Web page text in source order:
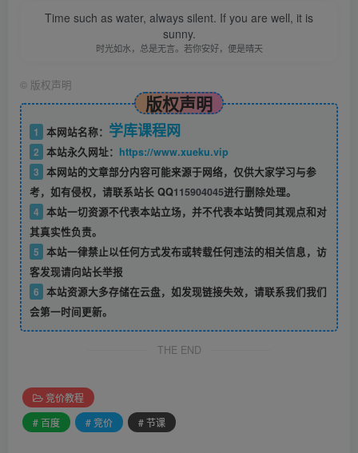
Time such as water, always silent. If you are well, it is
sunny.
时光如水，总是无言。若你安好，便是晴天
© 版权声明
版权声明
1 本网站名称： 学库课程网
2 本站永久网址： https://www.xueku.vip
3 本网站的文章部分内容可能来源于网络，仅供大家学习与参
考，如有侵权，请联系站长 QQ115904045进行删除处理。
4 本站一切资源不代表本站立场，并不代表本站赞同其观点和对
其真实性负责。
5 本站一律禁止以任何方式发布或转载任何违法的相关信息，访
客发现请向站长举报
6 本站资源大多存储在云盘，如发现链接失效，请联系我们我们
会第一时间更新。
THE END
竞价教程
# 百度
# 竞价 # 节课